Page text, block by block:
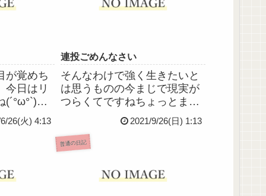
が覚めち
今日はリ
(´°ω°`)↯↯
流行し
いるのと
け...
26(火) 4:13
連投ごめんなさい
そんなわけで強く生きたいと
は思うものの今まじで現実が
つらくてですねちょっとまた
環境が変わりそうな感じで本
当に情緒がぐちゃぐちゃで明
日…じゃなくて今日も朝早い
のに涙が止まらなくて全然寝
に山やら谷やらあるんでしょ
2021/9/26(日) 1:13
普通の日記